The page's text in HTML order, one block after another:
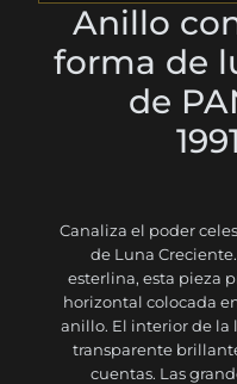
Anillo
forma de
de
Canaliza el poder
de Luna
esterlina, esta pieza
horizontal colocada
anillo. El interior de la
transparente
cuentas. Las